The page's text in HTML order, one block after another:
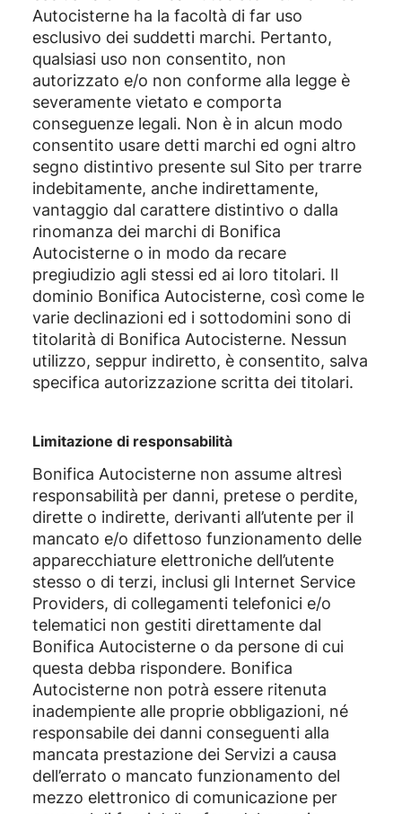
Autocisterne ha la facoltà di far uso
esclusivo dei suddetti marchi. Pertanto,
qualsiasi uso non consentito, non
autorizzato e/o non conforme alla legge è
severamente vietato e comporta
conseguenze legali. Non è in alcun modo
consentito usare detti marchi ed ogni altro
segno distintivo presente sul Sito per trarre
indebitamente, anche indirettamente,
vantaggio dal carattere distintivo o dalla
rinomanza dei marchi di Bonifica
Autocisterne o in modo da recare
pregiudizio agli stessi ed ai loro titolari. Il
dominio Bonifica Autocisterne, così come le
varie declinazioni ed i sottodomini sono di
titolarità di Bonifica Autocisterne. Nessun
utilizzo, seppur indiretto, è consentito, salva
specifica autorizzazione scritta dei titolari.
Limitazione di responsabilità
Bonifica Autocisterne non assume altresì
responsabilità per danni, pretese o perdite,
dirette o indirette, derivanti all’utente per il
mancato e/o difettoso funzionamento delle
apparecchiature elettroniche dell’utente
stesso o di terzi, inclusi gli Internet Service
Providers, di collegamenti telefonici e/o
telematici non gestiti direttamente dal
Bonifica Autocisterne o da persone di cui
questa debba rispondere. Bonifica
Autocisterne non potrà essere ritenuta
inadempiente alle proprie obbligazioni, né
responsabile dei danni conseguenti alla
mancata prestazione dei Servizi a causa
dell’errato o mancato funzionamento del
mezzo elettronico di comunicazione per